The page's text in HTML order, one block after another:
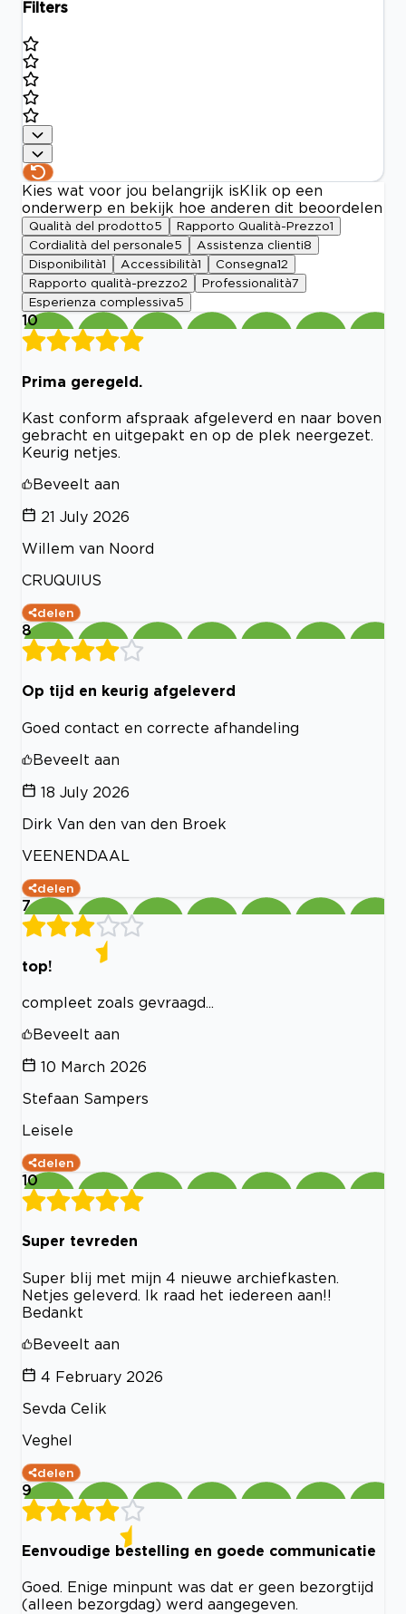
Filters
Kies wat voor jou belangrijk is Klik op een
onderwerp en bekijk hoe anderen dit beoordelen
Qualità del prodotto5 Rapporto Qualità-Prezzo1
Cordialità del personale5 Assistenza clienti8
Disponibilità1 Accessibilità1 Consegna12
Rapporto qualità-prezzo2 Professionalità7
Esperienza complessiva5
10
Prima geregeld.
Kast conform afspraak afgeleverd en naar boven
gebracht en uitgepakt en op de plek neergezet.
Keurig netjes.
Beveelt aan
21 July 2026
Willem van Noord
CRUQUIUS
delen
8
Op tijd en keurig afgeleverd
Goed contact en correcte afhandeling
Beveelt aan
18 July 2026
Dirk Van den van den Broek
VEENENDAAL
delen
7
top!
compleet zoals gevraagd...
Beveelt aan
10 March 2026
Stefaan Sampers
Leisele
delen
10
Super tevreden
Super blij met mijn 4 nieuwe archiefkasten.
Netjes geleverd. Ik raad het iedereen aan!!
Bedankt
Beveelt aan
4 February 2026
Sevda Celik
Veghel
delen
9
Eenvoudige bestelling en goede communicatie
Goed. Enige minpunt was dat er geen bezorgtijd
(alleen bezorgdag) werd aangegeven.